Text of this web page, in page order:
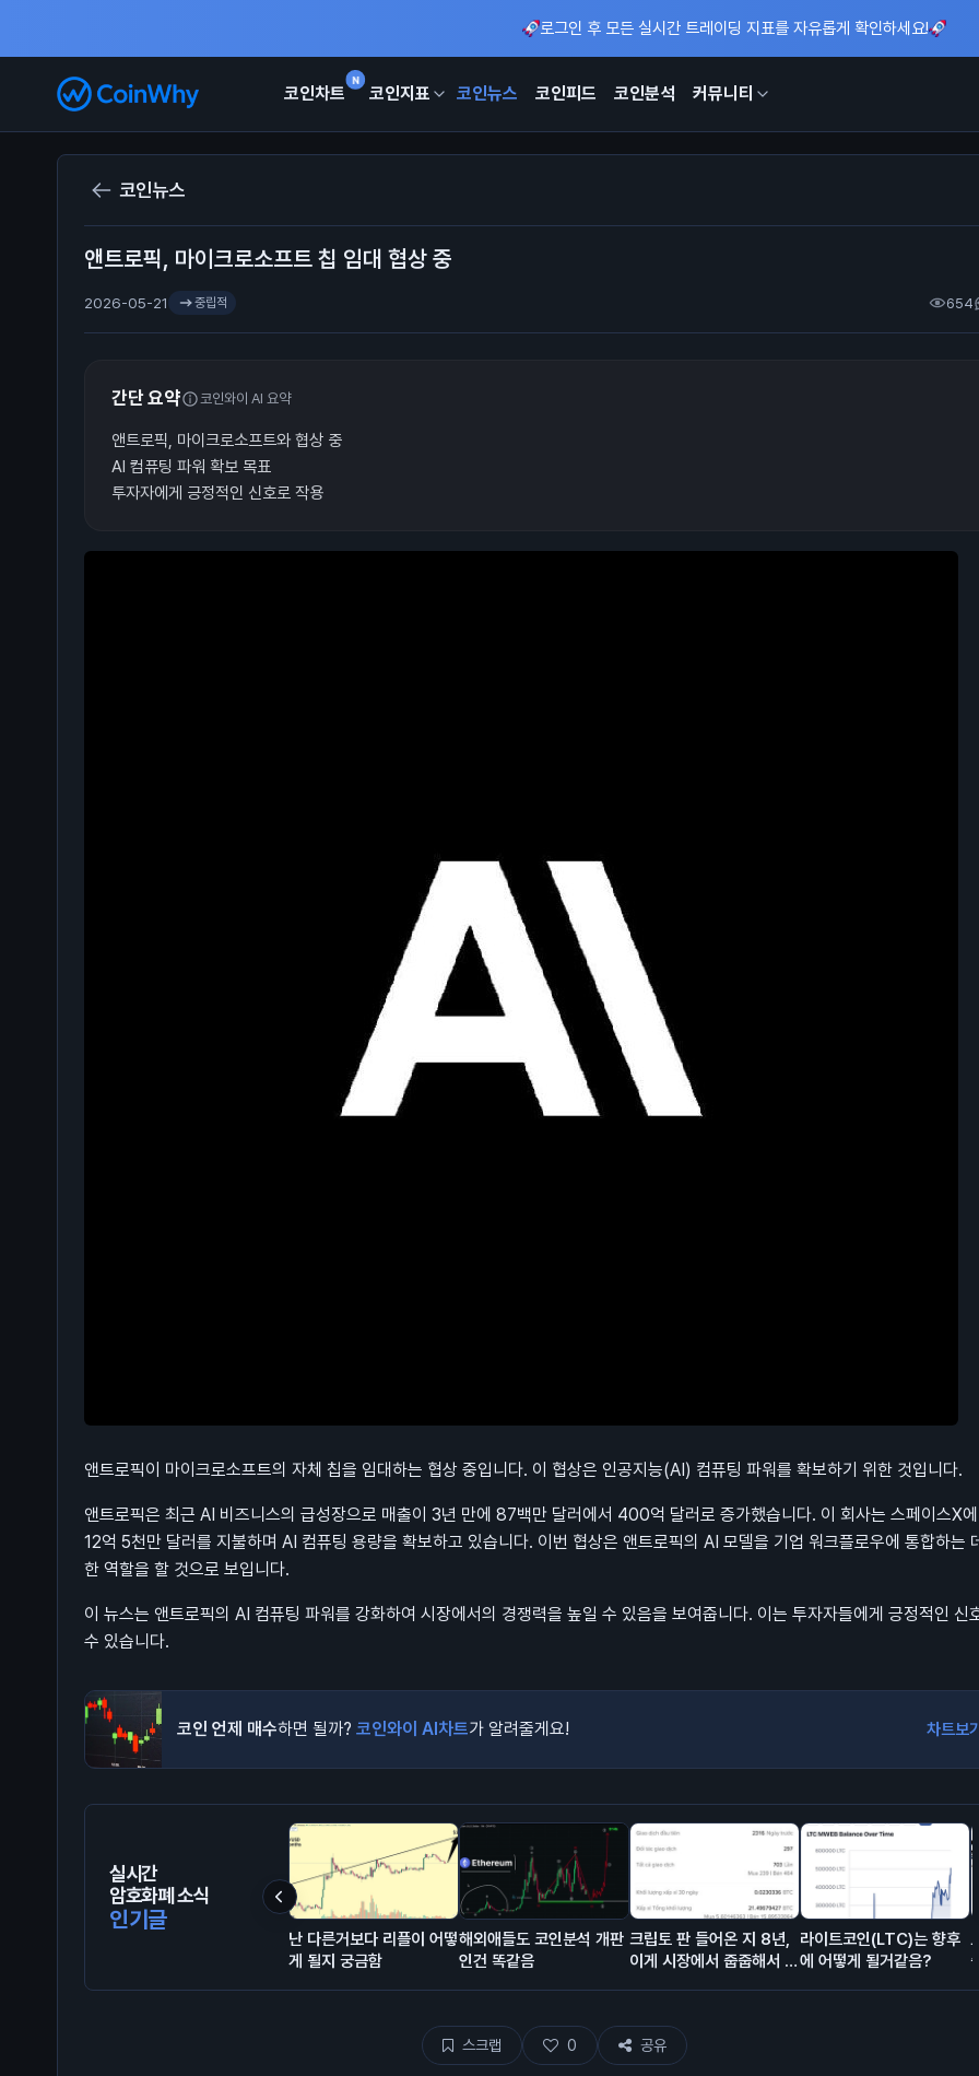
로그인 후 모든 실시간 트레이딩 지표를 자유롭게 확인하세요!
N
코인차트 코인지표 코인뉴스 코인피드 코인분석 커뮤니티
코인뉴스
앤트로픽, 마이크로소프트 칩 임대 협상 중
2026-05-21 중립적 654
간단 요약 코인와이 AI 요약
앤트로픽, 마이크로소프트와 협상 중
AI 컴퓨팅 파워 확보 목표
투자자에게 긍정적인 신호로 작용
앤트로픽이 마이크로소프트의 자체 칩을 임대하는 협상 중입니다. 이 협상은 인공지능(AI) 컴퓨팅 파워를 확보하기 위한 것입니다.
앤트로픽은 최근 AI 비즈니스의 급성장으로 매출이 3년 만에 87백만 달러에서 400억 달러로 증가했습니다. 이 회사는 스페이스X
12억 5천만 달러를 지불하며 AI 컴퓨팅 용량을 확보하고 있습니다. 이번 협상은 앤트로픽의 AI 모델을 기업 워크플로우에 통합하는
한 역할을 할 것으로 보입니다.
이 뉴스는 앤트로픽의 AI 컴퓨팅 파워를 강화하여 시장에서의 경쟁력을 높일 수 있음을 보여줍니다. 이는 투자자들에게 긍정적인 신
수 있습니다.
코인 언제 매수하면 될까? 코인와이 AI차트가 알려줄게요! 차트보
실시간
암호화폐 소식
인기글
난 다른거보다 리플이 어떻
게 될지 궁금함
해외애들도 코인분석 개판
인건 똑같음
크립토 판 들어온 지 8년,
이게 시장에서 줍줍해서 모
라이트코인(LTC)는 향후
에 어떻게 될거같음?
스크랩 0 공유